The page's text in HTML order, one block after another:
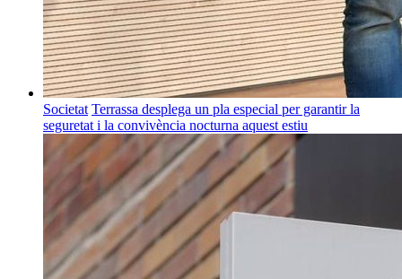
Societat Terrassa desplega un pla especial per garantir la
seguretat i la convivència nocturna aquest estiu